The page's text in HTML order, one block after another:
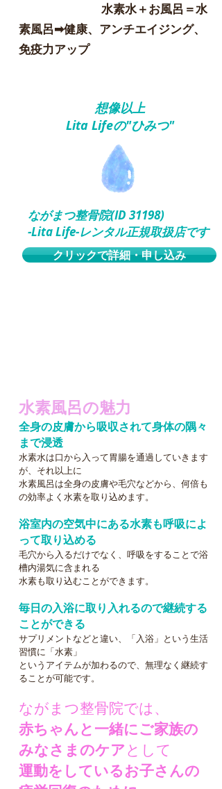
水素水＋お風呂＝水
素風呂➡健康、アンチエイジング、
免疫力アップ
ながまつ整骨院(ID 31198)
-Lita Life-レンタル正規取扱店です
想像以上
Lita Lifeの"ひみつ"
クリックで詳細・申し込み
水素風呂の魅力
全身の皮膚から吸収されて身体の隅々
まで浸透
水素水は口から入って胃腸を通過していきます
が、それ以上に
水素風呂は全身の皮膚や毛穴などから、何倍も
の効率よく水素を取り込めます。
浴室内の空気中にある水素も呼吸によ
って取り込める
毛穴から入るだけでなく、呼吸をすることで浴
槽内湯気に含まれる
水素も取り込むことができます。
毎日の入浴に取り入れるので継続する
ことができる
サプリメントなどと違い、「入浴」という生活
習慣に「水素」
というアイテムが加わるので、無理なく継続す
ることが可能です。
ながまつ整骨院では、
赤ちゃんと一緒にご家族の
みなさまのケアとして
運動をしているお子さんの